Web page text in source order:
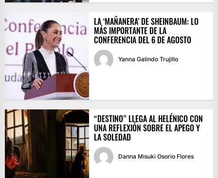
LA ‘MAÑANERA’ DE SHEINBAUM: LO
MÁS IMPORTANTE DE LA
CONFERENCIA DEL 6 DE AGOSTO
Yanna Galindo Trujillo
“DESTINO” LLEGA AL HELÉNICO CON
UNA REFLEXIÓN SOBRE EL APEGO Y
LA SOLEDAD
Danna Misuki Osorio Flores